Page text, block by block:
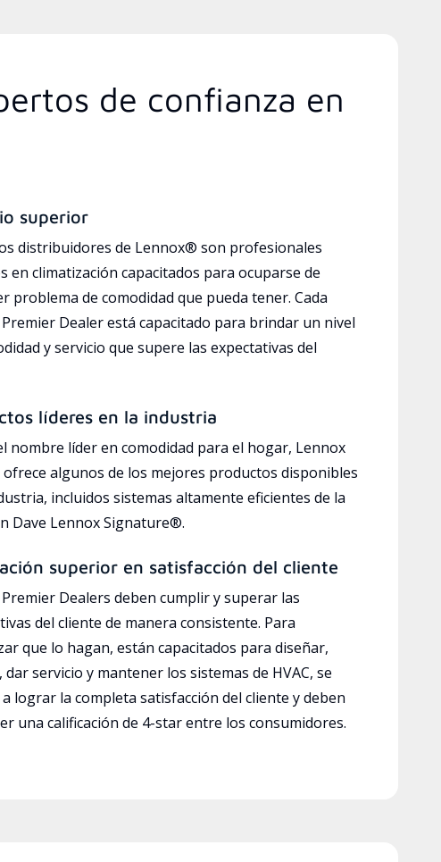
de confianza en
superior
distribuidores de Lennox® son profesionales
en climatización capacitados para ocuparse de
problema de comodidad que pueda tener. Cada
Dealer está capacitado para brindar un nivel
y servicio que supere las expectativas del
líderes en la industria
nombre líder en comodidad para el hogar, Lennox
ofrece algunos de los mejores productos disponibles
incluidos sistemas altamente eficientes de la
Dave Lennox Signature®.
superior en satisfacción del cliente
Dealers deben cumplir y superar las
del cliente de manera consistente. Para
que lo hagan, están capacitados para diseñar,
dar servicio y mantener los sistemas de HVAC, se
lograr la completa satisfacción del cliente y deben
una calificación de 4-star entre los consumidores.